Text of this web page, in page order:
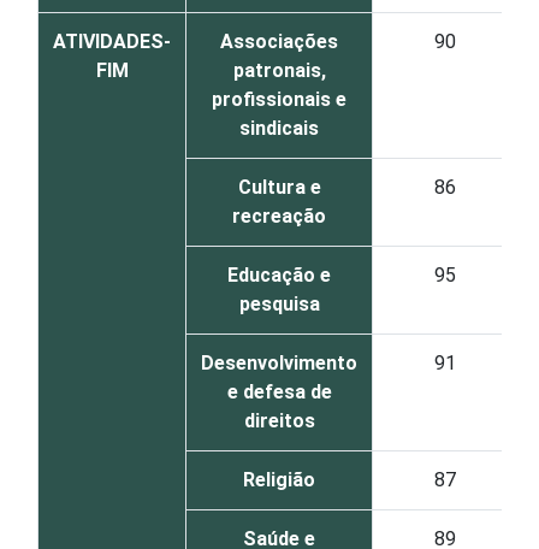
ATIVIDADES-
FIM
Associações
patronais,
profissionais e
sindicais
90
Cultura e
recreação
86
Educação e
pesquisa
95
Desenvolvimento
e defesa de
direitos
91
Religião 87
Saúde e 89